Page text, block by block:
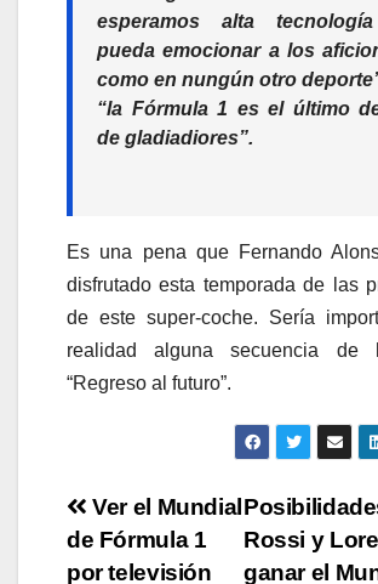
esperamos alta
pueda emocionar a los
como en nungún otro
“la Fórmula 1 es el último
de gladiadiores”.
Es una pena que Fernando
disfrutado esta temporada de las
de este super-coche. Sería
realidad alguna secuencia de
“Regreso al futuro”.
Navegación
de
Rossi y
ganar el
Ver el Mundial
de Fórmula 1
por televisión